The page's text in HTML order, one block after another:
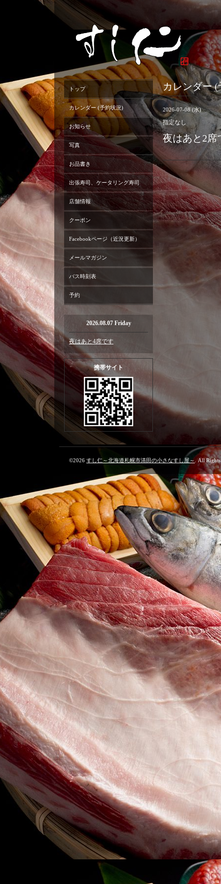
カレンダー
2026-07-08 (水)
指定なし
夜はあと2席
トップ
カレンダー (予約状況)
お知らせ
写真
お品書き
出張寿司、ケータリング寿司
店舗情報
クーポン
Facebookページ（近況更新）
メールマガジン
バス時刻表
予約
2026.08.07 Friday
夜はあと4席です
携帯サイト
©2026 すし仁～北海道札幌市清田の小さなすし屋～ . All